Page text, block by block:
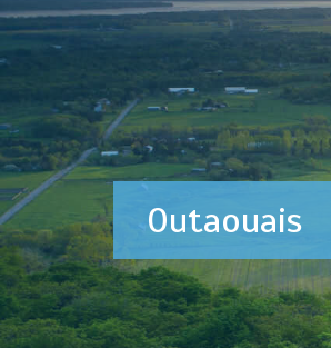
Outaouais